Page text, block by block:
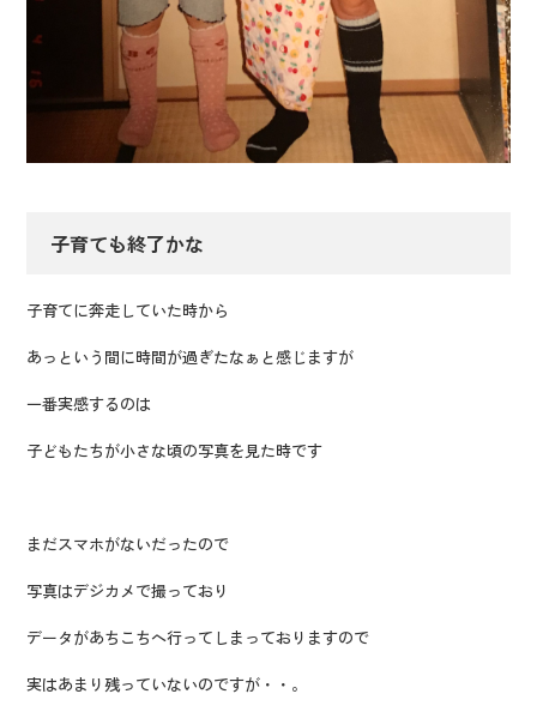
子育ても終了かな
子育てに奔走していた時から
あっという間に時間が過ぎたなぁと感じますが
一番実感するのは
子どもたちが小さな頃の写真を見た時です
まだスマホがないだったので
写真はデジカメで撮っており
データがあちこちへ行ってしまっておりますので
実はあまり残っていないのですが・・。